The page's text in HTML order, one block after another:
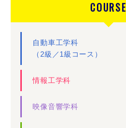
COURSE
自動車工学科
（2級／1級コース）
情報工学科
映像音響学科